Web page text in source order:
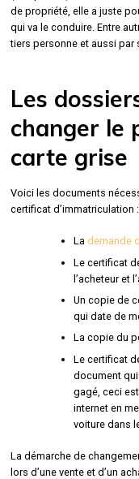
de propriété, elle a juste
qui va le conduire. Entre
tiers personne et aussi par
Les
changer le
carte grise
Voici les documents
certificat d’immatriculation :
Lademande
Le certificat
l’acheteur et
Un copie de
qui date de
La copie du
Le certificat
document qui
gagé, ceci
internet en
voiture dans
La démarche de
lors d’une vente et d’un